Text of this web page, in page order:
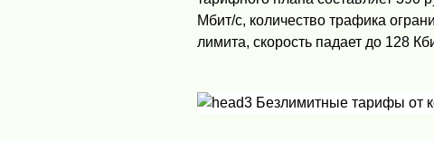
Мбит/с, количество трафика
лимита, скорость падает до 128